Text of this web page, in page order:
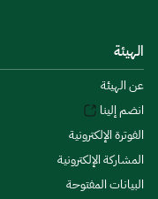
الهيئة
عن الهيئة
انضم إلينا
الفوترة الإلكترونية
المشاركة الإلكترونية
البيانات المفتوحة